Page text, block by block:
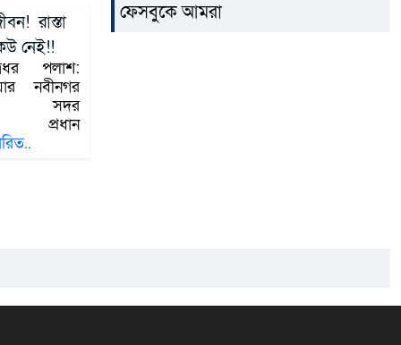
রাস্তা
নেই!!
পলাশ:
নবীনগর
সদর
প্রধান
ফেসবুকে আমরা